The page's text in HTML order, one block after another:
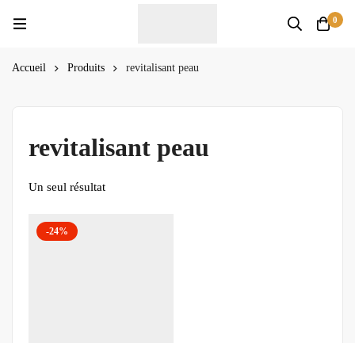
0
Accueil Produits revitalisant peau
revitalisant peau
Un seul résultat
-24%